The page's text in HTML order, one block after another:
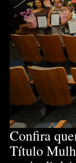
Confira
Título